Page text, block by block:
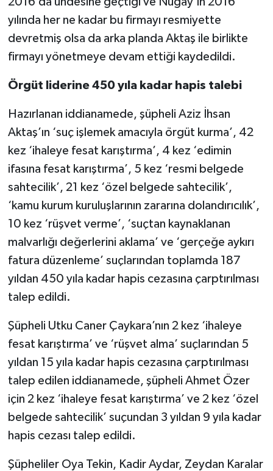
yılında her ne kadar bu firmayı resmiyette
devretmiş olsa da arka planda Aktaş ile birlikte
firmayı yönetmeye devam ettiği kaydedildi.
Örgüt liderine 450 yıla kadar hapis talebi
Hazırlanan iddianamede, şüpheli Aziz İhsan
Aktaş’ın ‘suç işlemek amacıyla örgüt kurma’, 42
kez ‘ihaleye fesat karıştırma’, 4 kez ‘edimin
ifasına fesat karıştırma’, 5 kez ‘resmi belgede
sahtecilik’, 21 kez ‘özel belgede sahtecilik’,
‘kamu kurum kuruluşlarının zararına dolandırıcılık’,
10 kez ‘rüşvet verme’, ‘suçtan kaynaklanan
malvarlığı değerlerini aklama’ ve ‘gerçeğe aykırı
fatura düzenleme’ suçlarından toplamda 187
yıldan 450 yıla kadar hapis cezasına çarptırılması
talep edildi.
Şüpheli Utku Caner Çaykara’nın 2 kez ‘ihaleye
fesat karıştırma’ ve ‘rüşvet alma’ suçlarından 5
yıldan 15 yıla kadar hapis cezasına çarptırılması
talep edilen iddianamede, şüpheli Ahmet Özer
için 2 kez ‘ihaleye fesat karıştırma’ ve 2 kez ‘özel
belgede sahtecilik’ suçundan 3 yıldan 9 yıla kadar
hapis cezası talep edildi.
Şüpheliler Oya Tekin, Kadir Aydar, Zeydan Karalar